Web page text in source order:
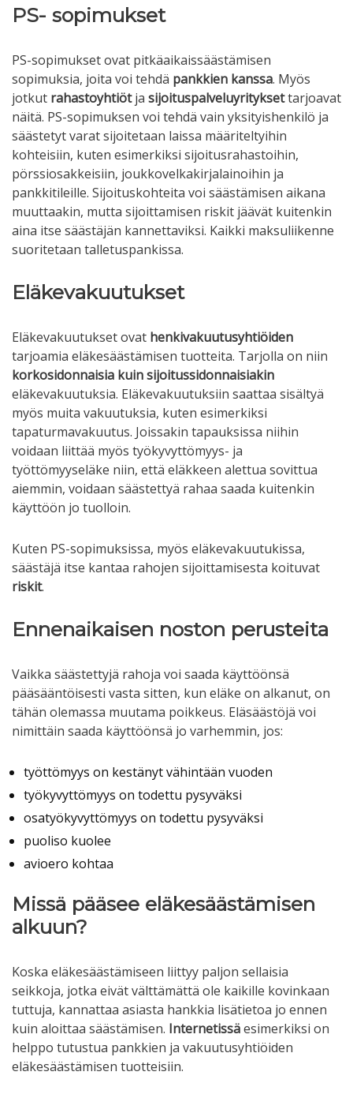
PS- sopimukset
PS-sopimukset ovat pitkäaikaissäästämisen
sopimuksia, joita voi tehdä pankkien kanssa. Myös
jotkut rahastoyhtiötja sijoituspalveluyrityksettarjoavat
näitä. PS-sopimuksen voi tehdä vain yksityishenkilö ja
säästetyt varat sijoitetaan laissa määriteltyihin
kohteisiin, kuten esimerkiksi sijoitusrahastoihin,
pörssiosakkeisiin, joukkovelkakirjalainoihin ja
pankkitileille. Sijoituskohteita voi säästämisen aikana
muuttaakin, mutta sijoittamisen riskit jäävät kuitenkin
aina itse säästäjän kannettaviksi. Kaikki maksuliikenne
suoritetaan talletuspankissa.
Eläkevakuutukset
Eläkevakuutukset ovat henkivakuutusyhtiöiden
tarjoamia eläkesäästämisen tuotteita. Tarjolla on niin
korkosidonnaisia kuin sijoitussidonnaisiakin
eläkevakuutuksia. Eläkevakuutuksiin saattaa sisältyä
myös muita vakuutuksia, kuten esimerkiksi
tapaturmavakuutus. Joissakin tapauksissa niihin
voidaan liittää myös työkyvyttömyys- ja
työttömyyseläke niin, että eläkkeen alettua sovittua
aiemmin, voidaan säästettyä rahaa saada kuitenkin
käyttöön jo tuolloin.
Kuten PS-sopimuksissa, myös eläkevakuutukissa,
säästäjä itse kantaa rahojen sijoittamisesta koituvat
riskit.
Ennenaikaisen noston perusteita
Vaikka säästettyjä rahoja voi saada käyttöönsä
pääsääntöisesti vasta sitten, kun eläke on alkanut, on
tähän olemassa muutama poikkeus. Eläsäästöjä voi
nimittäin saada käyttöönsä jo varhemmin, jos:
työttömyys on kestänyt vähintään vuoden
työkyvyttömyys on todettu pysyväksi
osatyökyvyttömyys on todettu pysyväksi
puoliso kuolee
avioero kohtaa
Missä pääsee eläkesäästämisen
alkuun?
Koska eläkesäästämiseen liittyy paljon sellaisia
seikkoja, jotka eivät välttämättä ole kaikille kovinkaan
tuttuja, kannattaa asiasta hankkia lisätietoa jo ennen
kuin aloittaa säästämisen. Internetissäesimerkiksi on
helppo tutustua pankkien ja vakuutusyhtiöiden
eläkesäästämisen tuotteisiin.